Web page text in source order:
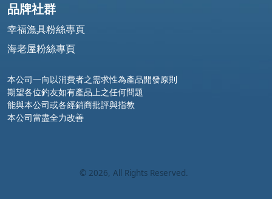
品牌社群
幸福漁具粉絲專頁
海老屋粉絲專頁
本公司一向以消費者之需求性為產品開發原則
期望各位釣友如有產品上之任何問題
能與本公司或各經銷商批評與指教
本公司當盡全力改善
© 2026, All Rights Reserved.